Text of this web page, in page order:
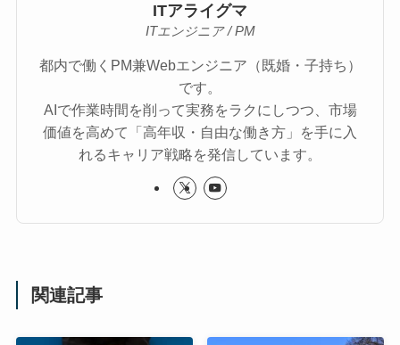
ITアライグマ
ITエンジニア / PM
都内で働くPM兼Webエンジニア（既婚・子持ち）
です。
AIで作業時間を削って実務をラクにしつつ、市場
価値を高めて「高年収・自由な働き方」を手に入
れるキャリア戦略を発信しています。
関連記事